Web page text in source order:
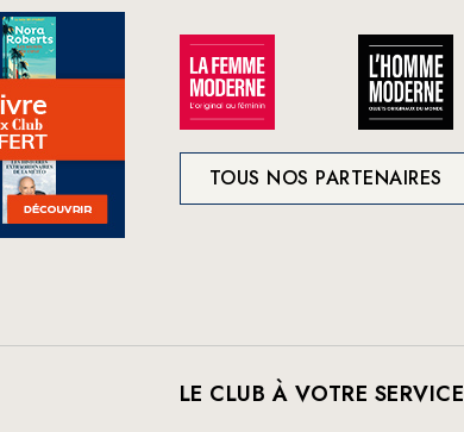
TOUS NOS PARTENAIRES
LE CLUB À VOTRE SERVICE